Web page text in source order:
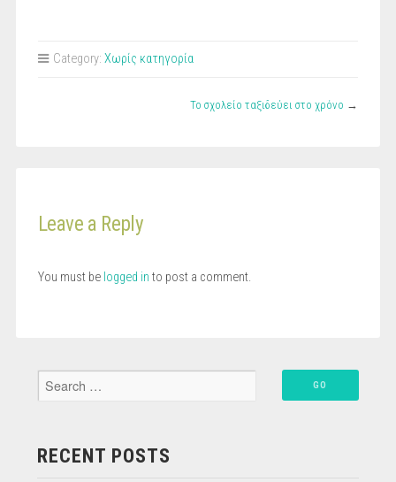
Category: Χωρίς κατηγορία
Το σχολείο ταξιδεύει στο χρόνο →
Leave a Reply
You must be logged in to post a comment.
RECENT POSTS